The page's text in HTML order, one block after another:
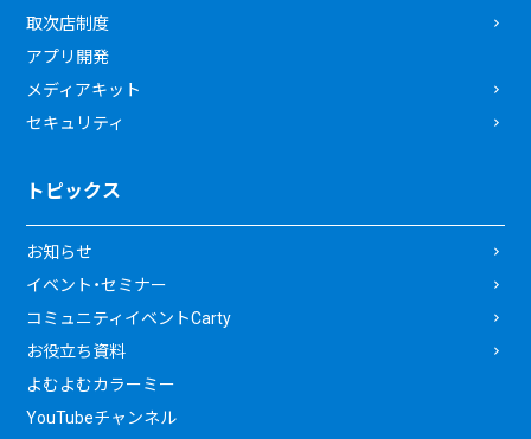
取次店制度
アプリ開発
メディアキット
セキュリティ
トピックス
お知らせ
イベント・セミナー
コミュニティイベントCarty
お役立ち資料
よむよむカラーミー
YouTubeチャンネル